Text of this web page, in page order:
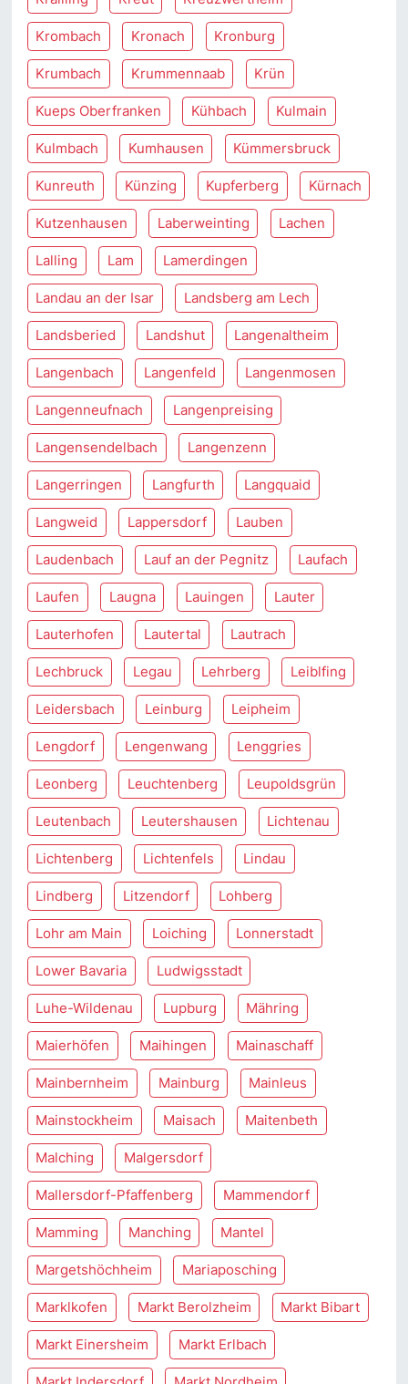
Krombach Kronach Kronburg
Krumbach Krummennaab Krün
Kueps Oberfranken Kühbach Kulmain
Kulmbach Kumhausen Kümmersbruck
Kunreuth Künzing Kupferberg Kürnach
Kutzenhausen Laberweinting Lachen
Lalling Lam Lamerdingen
Landau an der Isar Landsberg am Lech
Landsberied Landshut Langenaltheim
Langenbach Langenfeld Langenmosen
Langenneufnach Langenpreising
Langensendelbach Langenzenn
Langerringen Langfurth Langquaid
Langweid Lappersdorf Lauben
Laudenbach Lauf an der Pegnitz Laufach
Laufen Laugna Lauingen Lauter
Lauterhofen Lautertal Lautrach
Lechbruck Legau Lehrberg Leiblfing
Leidersbach Leinburg Leipheim
Lengdorf Lengenwang Lenggries
Leonberg Leuchtenberg Leupoldsgrün
Leutenbach Leutershausen Lichtenau
Lichtenberg Lichtenfels Lindau
Lindberg Litzendorf Lohberg
Lohr am Main Loiching Lonnerstadt
Lower Bavaria Ludwigsstadt
Luhe-Wildenau Lupburg Mähring
Maierhöfen Maihingen Mainaschaff
Mainbernheim Mainburg Mainleus
Mainstockheim Maisach Maitenbeth
Malching Malgersdorf
Mallersdorf-Pfaffenberg Mammendorf
Mamming Manching Mantel
Margetshöchheim Mariaposching
Marklkofen Markt Berolzheim Markt Bibart
Markt Einersheim Markt Erlbach